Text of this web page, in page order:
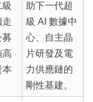
級
走
募
高
本
助下一代超
級 AI 數據中
心、自主晶
片研發及電
力供應鏈的
剛性基建。